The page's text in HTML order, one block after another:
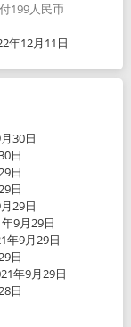
199人民币
年12月11日
30日
日
日
日
29日
9月29日
年9月29日
日
年9月29日
日